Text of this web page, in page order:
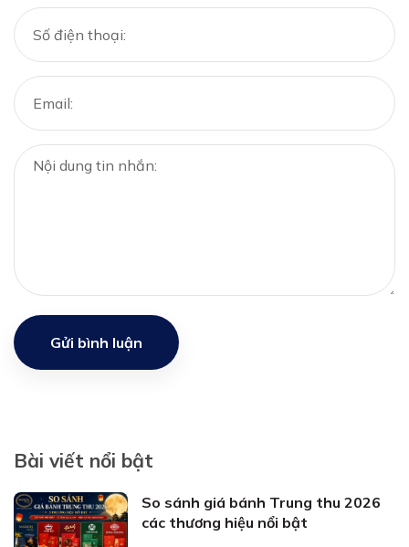
Gửi bình luận
Bài viết nổi bật
So sánh giá bánh Trung thu 2026
các thương hiệu nổi bật